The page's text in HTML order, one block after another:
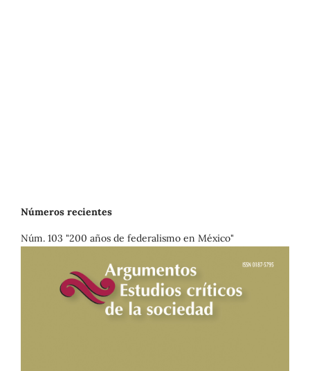
Números recientes
Núm. 103 "200 años de federalismo en México"